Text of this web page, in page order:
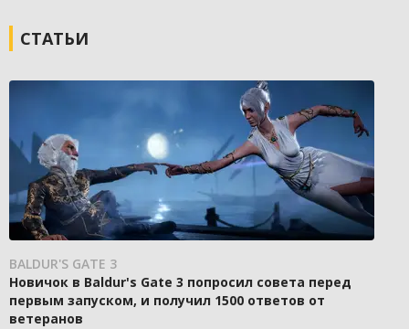
СТАТЬИ
BALDUR'S GATE 3
Новичок в Baldur's Gate 3 попросил совета перед
первым запуском, и получил 1500 ответов от
ветеранов